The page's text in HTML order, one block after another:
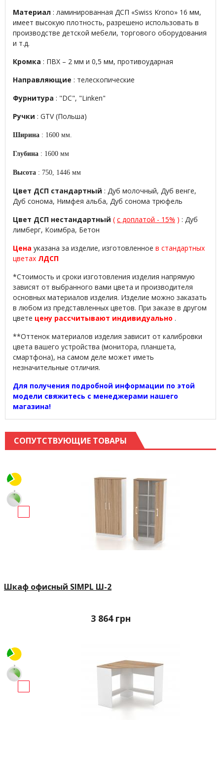
Материал : ламинированная ДСП «Swiss Krono» 16 мм,
имеет высокую плотность, разрешено использовать в
производстве детской мебели, торгового оборудования
и т.д.
Кромка : ПВХ – 2 мм и 0,5 мм, противоударная
Направляющие : телескопические
Фурнитура : "DC", "Linken"
Ручки : GTV (Польша)
Ширина : 1600 мм.
Глубина : 1600 мм
Высота : 750, 1446 мм
Цвет ДСП стандартный : Дуб молочный, Дуб венге,
Дуб сонома, Нимфея альба, Дуб сонома трюфель
Цвет ДСП нестандартный ( с доплатой - 15% ) : Дуб
лимберг, Коимбра, Бетон
Цена указана за изделие, изготовленное в стандартных
цветах ЛДСП
*Стоимость и сроки изготовления изделия напрямую
зависят от выбранного вами цвета и производителя
основных материалов изделия. Изделие можно заказать
в любом из представленных цветов. При заказе в другом
цвете цену рассчитывают индивидуально .
**Оттенок материалов изделия зависит от калибровки
цвета вашего устройства (монитора, планшета,
смартфона), на самом деле может иметь
незначительные отличия.
Для получения подробной информации по этой
модели свяжитесь с менеджерами нашего
магазина!
СОПУТСТВУЮЩИЕ ТОВАРЫ
Шкаф офисный SIMPL Ш-2
3 864 грн